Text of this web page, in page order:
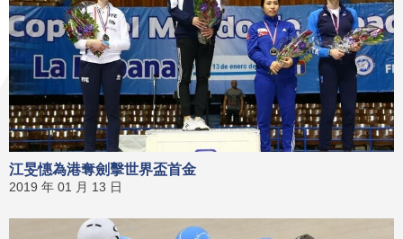
江旻憓為港奪劍擊世界盃首金
2019 年 01 月 13 日